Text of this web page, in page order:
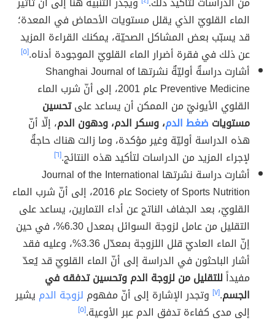
الماء القلويّ الذي يقلل مستويات الأحماض في المعدة؛
قد يسبّب بعض المشاكل الصحيّة، يمكنك القراءة المزيد
عن ذلك في فقرة أضرار الماء القلويّ الموجودة أدناه.[٥]
أشارت دراسةٌ أوليّةٌ نشرتها Shanghai Journal of
Preventive Medicine عام 2001، إلى أنّ شرب الماء
القلوي الأيونيّ من الممكن أن يساعد علىتحسين
مستويات ضغط الدم، وسكر الدم، ودهون الدم، إلّا أنّ
هذه الدراسة أوليّة وغير مؤكدة، وما زالت هناك حاجةٌ
لإجراء المزيد من الدراسات لتأكيد هذه النتائج.[٦]
أشارت دراسة نشرتها Journal of the International
Society of Sports Nutrition عام 2016، إلى أنّ شرب الماء
القلويّ، بعد الجفاف الناتج عن أداء التمارين، يساعد على
التقليل من عامل لزوجة السوائل بمعدل 6.30%، في حين
إنّ الماء العاديّ قلل اللزوجة بمعدّل 3.36%، وعليه فقد
أشار الباحثون في الدراسة إلى أنّ الماء القلويّ قد يُعدّ
مفيداًللتقليل من لزوجة الدم وتحسين تدفقه في
الجسم.[٧] وتجدر الإشارة إلى أنّ مفهوم لزوجة الدم يشير
إلى مدى كفاءة تدفق الدم عبر الأوعية.[٥]